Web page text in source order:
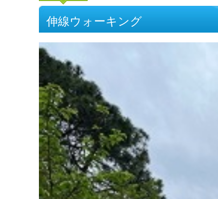
伸線ウォーキング